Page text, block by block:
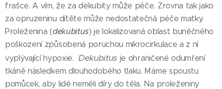
frašce. A vím, že za dekubity může péče. Zrovna tak jako
za opruzeninu dítěte může nedostatečná péče matky.
Proleženina (dekubitus) je lokalizovaná oblast buněčného
poškození způsobená poruchou mikrocirkulace a z ní
vyplývající hypoxie. Dekubitus je ohraničené odumření
tkáně následkem dlouhodobého tlaku. Máme spoustu
pomůcek, aby lidé neměli díry do těla. Na proleženiny